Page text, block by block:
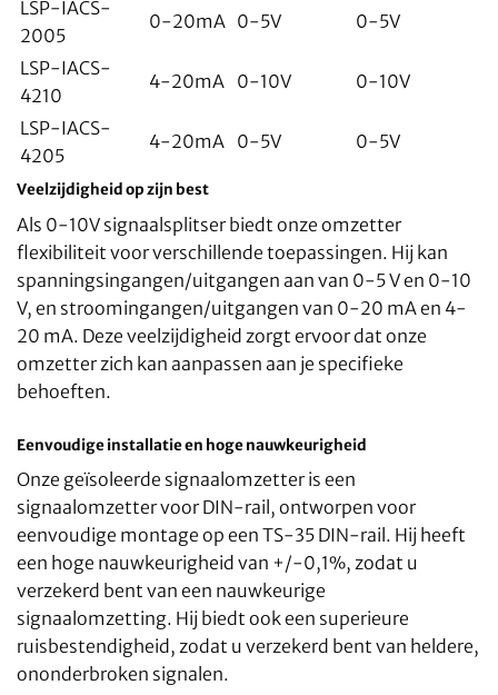
LSP-IACS-
2005
0-20mA 0-5V 0-5V
LSP-IACS-
4210
4-20mA 0-10V 0-10V
LSP-IACS-
4205
4-20mA 0-5V 0-5V
Veelzijdigheid op zijn best
Als 0-10V signaalsplitser biedt onze omzetter
flexibiliteit voor verschillende toepassingen. Hij kan
spanningsingangen/uitgangen aan van 0-5 V en 0-10
V, en stroomingangen/uitgangen van 0-20 mA en 4-
20 mA. Deze veelzijdigheid zorgt ervoor dat onze
omzetter zich kan aanpassen aan je specifieke
behoeften.
Eenvoudige installatie en hoge nauwkeurigheid
Onze geïsoleerde signaalomzetter is een
signaalomzetter voor DIN-rail, ontworpen voor
eenvoudige montage op een TS-35 DIN-rail. Hij heeft
een hoge nauwkeurigheid van +/-0,1%, zodat u
verzekerd bent van een nauwkeurige
signaalomzetting. Hij biedt ook een superieure
ruisbestendigheid, zodat u verzekerd bent van heldere,
ononderbroken signalen.